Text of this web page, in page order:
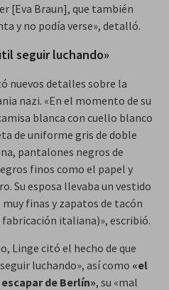
[Eva Braun], que también
y no podía verse», detalló.
seguir luchando»
nuevos detalles sobre la
nazi. «En el momento de su
blanca con cuello blanco
de uniforme gris de doble
pantalones negros de
finos como el papel y
Su esposa llevaba un vestido
muy finas y zapatos de tacón
italiana)», escribió.
Linge citó el hecho de que
luchando», así como «el
de Berlín», su «mal